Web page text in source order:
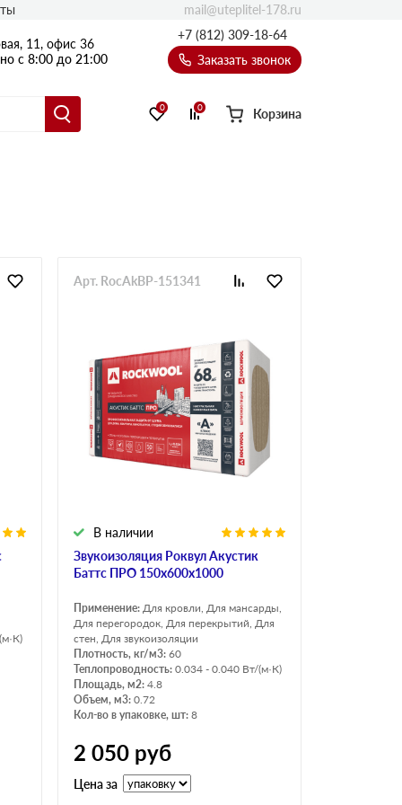
11, офис 36
с 8:00 до 21:00
+7 (812) 309-18-64
Заказать звонок
0 0 Корзина
mail@uteplitel-178.ru
Звукоизоляция Роквул Акустик
Баттс ПРО 150х600х1000
В наличии
Арт. RocAkBP-151341
Применение: Для кровли, Для мансарды,
Для перегородок, Для перекрытий, Для
стен, Для звукоизоляции
Плотность, кг/м3: 60
Теплопроводность: 0.034 - 0.040 Вт/(м·К)
Площадь, м2: 4.8
Объем, м3: 0.72
Кол-во в упаковке, шт: 8
2 050 руб
Цена за